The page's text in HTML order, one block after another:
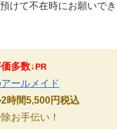
けて不在時にお願いで
多数↓PR
ールメイド
2時間5,500円税込
お手伝い！